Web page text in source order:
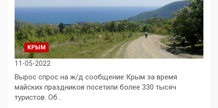
КРЫМ
11-05-2022
Вырос спрос на ж/д сообщение Крым за время
майских праздников посетили более 330 тысяч
туристов. Об…